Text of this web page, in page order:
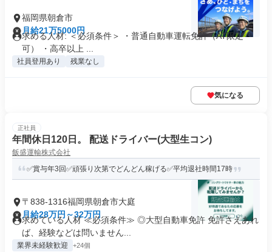
福岡県朝倉市
月給21万5000円
求める人材: ＜必須条件＞ ・普通自動車運転免許（AT限定
可） ・高卒以上 ...
社員登用あり 残業なし
気になる
正社員
年間休日120日。 配送ドライバー(大型生コン)
飯盛運輸株式会社
✅賞与年3回✅頑張り次第でどんどん稼げる✅平均退社時間17時
〒838-1316福岡県朝倉市大庭
月給28万円～32万円
求めている人材 ≪必須条件≫ ◎大型自動車免許 免許さえあれ
ば、経験などは問いません...
業界未経験歓迎 +24個